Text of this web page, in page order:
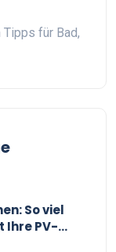
für Bad,
So viel
Ihre PV-